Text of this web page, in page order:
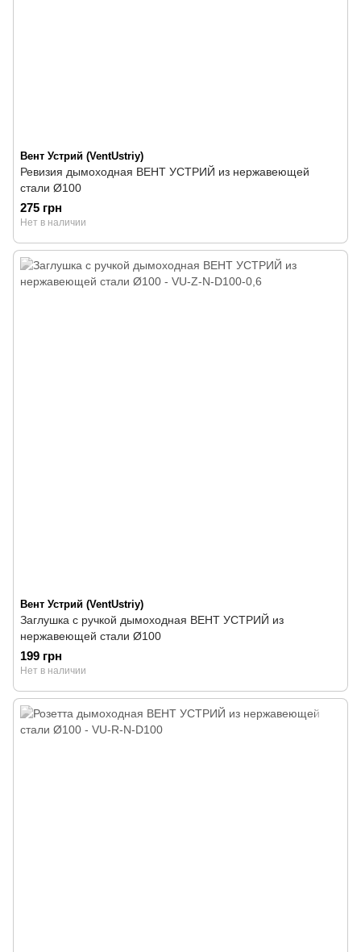
Вент Устрий (VentUstriy)
Ревизия дымоходная ВЕНТ УСТРИЙ из нержавеющей
стали Ø100
275 грн
Нет в наличии
Вент Устрий (VentUstriy)
Заглушка с ручкой дымоходная ВЕНТ УСТРИЙ из
нержавеющей стали Ø100
199 грн
Нет в наличии